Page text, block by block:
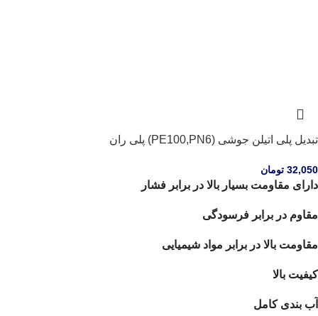
تبدیل پلی اتیلن جوشی (PE100,PN6) پلی ران
32,050 تومان
دارای مقاومت بسیار بالا در برابر فشار
مقاوم در برابر فرسودگی
مقاومت بالا در برابر مواد شیمیایی
کیفیت بالا
آب بندی کامل